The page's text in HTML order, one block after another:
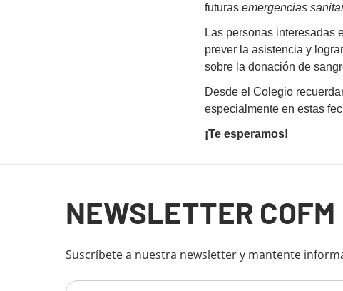
futuras emergencias
Las personas interesadas
prever la asistencia y
sobre la donación de
Desde el Colegio
especialmente en estas
¡Te esperamos!
NEWSLETTER COFM
Suscríbete a nuestra newsletter y mantente